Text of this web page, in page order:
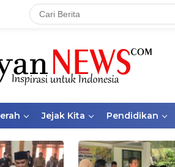
Jejak Kita Pendidikan